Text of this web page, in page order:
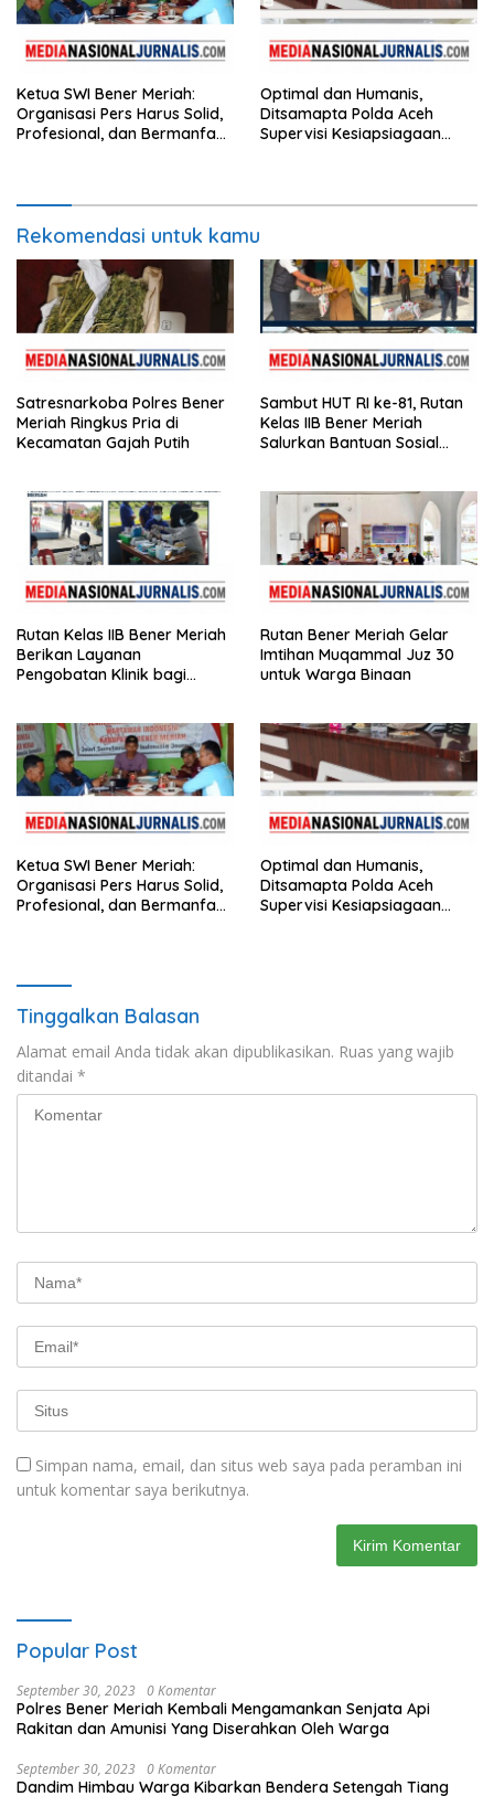
Ketua SWI Bener Meriah:
Organisasi Pers Harus Solid,
Profesional, dan Bermanfaat
Optimal dan Humanis,
Ditsamapta Polda Aceh
Supervisi Kesiapsiagaan
Rekomendasi untuk kamu
Satresnarkoba Polres Bener
Meriah Ringkus Pria di
Kecamatan Gajah Putih
Sambut HUT RI ke-81, Rutan
Kelas IIB Bener Meriah
Salurkan Bantuan Sosial
Rutan Kelas IIB Bener Meriah
Berikan Layanan
Pengobatan Klinik bagi
Rutan Bener Meriah Gelar
Imtihan Muqammal Juz 30
untuk Warga Binaan
Ketua SWI Bener Meriah:
Organisasi Pers Harus Solid,
Profesional, dan Bermanfaat
Optimal dan Humanis,
Ditsamapta Polda Aceh
Supervisi Kesiapsiagaan
Tinggalkan Balasan
Alamat email Anda tidak akan dipublikasikan. Ruas yang wajib
ditandai *
Simpan nama, email, dan situs web saya pada peramban ini
untuk komentar saya berikutnya.
Popular Post
September 30, 2023 0 Komentar
Polres Bener Meriah Kembali Mengamankan Senjata Api
Rakitan dan Amunisi Yang Diserahkan Oleh Warga
September 30, 2023 0 Komentar
Dandim Himbau Warga Kibarkan Bendera Setengah Tiang